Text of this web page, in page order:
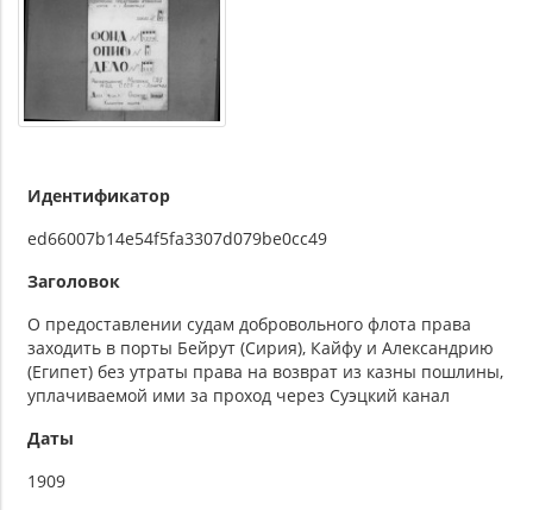
Идентификатор
ed66007b14e54f5fa3307d079be0cc49
Заголовок
О предоставлении судам добровольного флота права
заходить в порты Бейрут (Сирия), Кайфу и Александрию
(Египет) без утраты права на возврат из казны пошлины,
уплачиваемой ими за проход через Суэцкий канал
Даты
1909